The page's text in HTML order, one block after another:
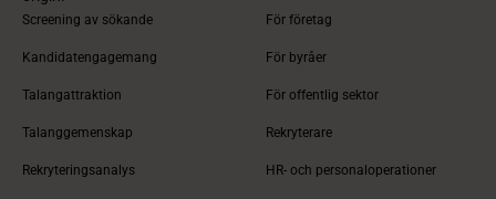
Screening av sökande
Kandidatengagemang
Talangattraktion
Talanggemenskap
Rekryteringsanalys
För företag
För byråer
För offentlig sektor
Rekryterare
HR- och personaloperationer